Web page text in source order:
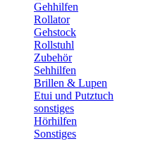
Gehhilfen
Rollator
Gehstock
Rollstuhl
Zubehör
Sehhilfen
Brillen & Lupen
Etui und Putztuch
sonstiges
Hörhilfen
Sonstiges